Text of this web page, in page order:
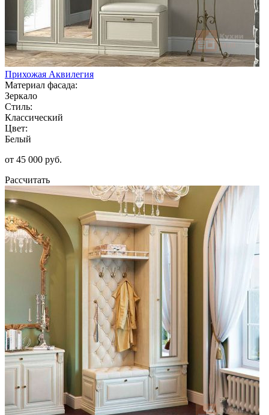
Прихожая Аквилегия
Материал фасада:
Зеркало
Стиль:
Классический
Цвет:
Белый
от 45 000 руб.
Рассчитать